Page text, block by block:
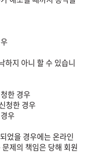
하지 아니 할 수 있습니
한 경우
청한 경우
우
었을 경우에는 온라인
제의 책임은 당해 회원